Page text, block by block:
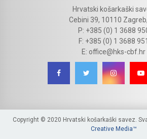
Hrvatski košarkaški
Cebini 39, 10110
P: +385 (0) 1 3688
F: +385 (0) 1 3688 951
E: office@hks-cbf.hr
Copyright © 2020 Hrvatski košarkaški savez.
Creative Media™